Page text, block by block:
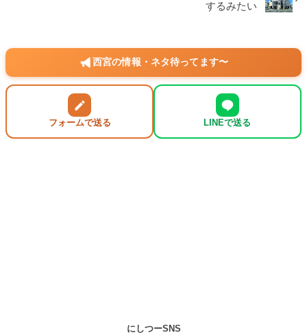
するみたい
西宮の情報・ネタ待ってます〜
フォームで送る LINEで送る
にしつーSNS